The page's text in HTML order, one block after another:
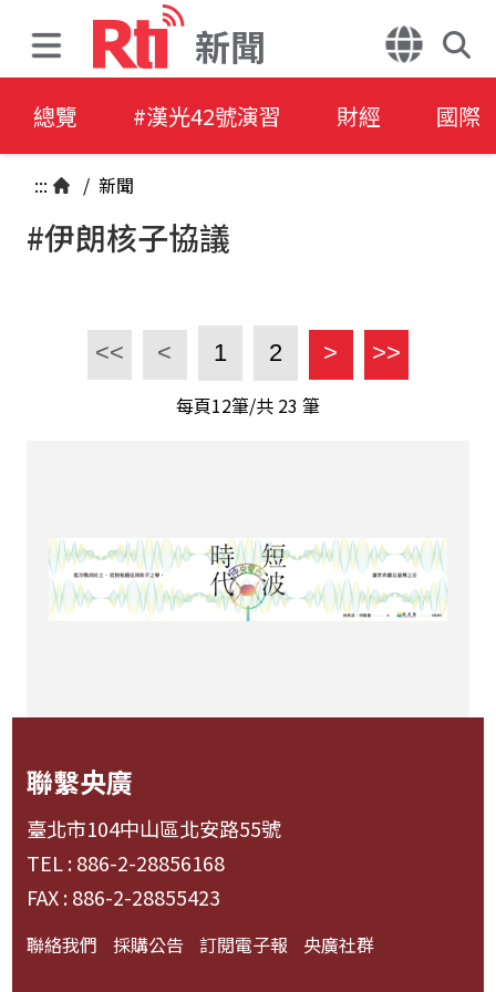
新聞
總覽 #漢光42號演習 財經 國際
::: / 新聞
#伊朗核子協議
<< < 1 2 > >>
每頁12筆/共 23 筆
聯繫央廣
臺北市104中山區北安路55號
TEL : 886-2-28856168
FAX : 886-2-28855423
聯絡我們 採購公告 訂閱電子報 央廣社群